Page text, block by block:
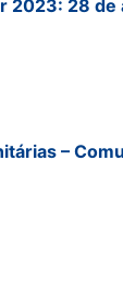
2023: 28 de
–